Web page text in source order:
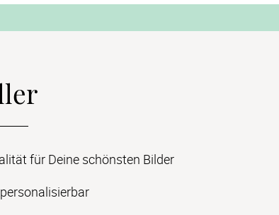
für Deine schönsten Bilder